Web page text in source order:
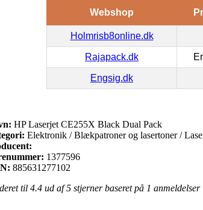
Webshop
Holmrisb8online.dk
Rajapack.dk
Engsig.dk
HP Laserjet CE255X Black Dual Pack
Elektronik / Blækpatroner og lasertoner /
1377596
885631277102
til 4.4 ud af 5 stjerner baseret på 1 anmeldelser